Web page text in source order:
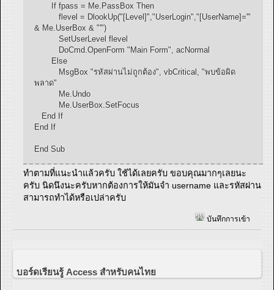
If fpass = Me.PassBox Then
flevel = DlookUp("[Level]","UserLogin","[UserName]='"
& Me.UserBox & "'")
SetUserLevel flevel
DoCmd.OpenForm "Main Form", acNormal
Else
MsgBox "รหัสผ่านไม่ถูกต้อง", vbCritical, "พบข้อผิด
พลาด"
Me.Undo
Me.UserBox.SetFocus
End If
End If
End Sub
ทำตามที่แนะนำแล้วครับ ใช้ได้เลยครับ ขอบคุณมากๆเลยนะ
ครับ นิดนึงนะครับหากต้องการให้มันจำ username และรหัสผ่าน
สามารถทำได้หรือเปล่าครับ
บันทึกการเข้า
บอร์ดเรียนรู้ Access สำหรับคนไทย